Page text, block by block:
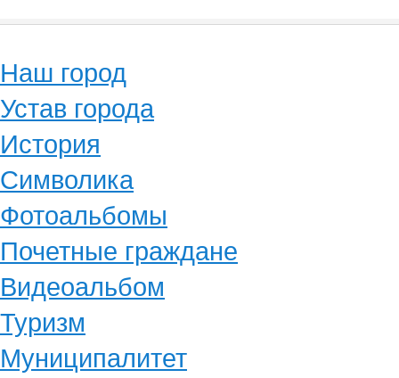
Наш город
Устав города
История
Символика
Фотоальбомы
Почетные граждане
Видеоальбом
Туризм
Муниципалитет